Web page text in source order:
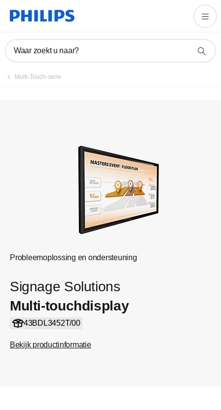
Waar zoekt u naar?
Multi-Touch-serie
Probleemoplossing en ondersteuning
Signage Solutions
Multi-touchdisplay
43BDL3452T/00
Bekijk productinformatie
Product registreren